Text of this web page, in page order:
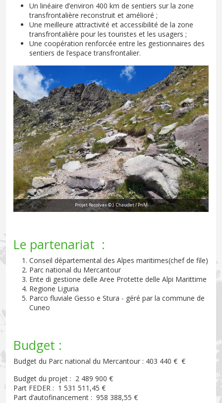
Un linéaire d’environ 400 km de sentiers sur la zone
transfrontalière reconstruit et amélioré ;
Une meilleure attractivité et accessibilité de la zone
transfrontalière pour les touristes et les usagers ;
Une coopération renforcée entre les gestionnaires des
sentiers de l’espace transfrontalier.
Projet Recolvax © J. Chaudet / PnM
Le partenariat :
Conseil départemental des Alpes maritimes(chef de file)
Parc national du Mercantour
Ente di gestione delle Aree Protette delle Alpi Marittime
Regione Liguria
Parco fluviale Gesso e Stura - géré par la commune de
Cuneo
Budget :
Budget du Parc national du Mercantour : 403 440 € €
Budget du projet : 2 489 900 €
Part FEDER : 1 531 511,45 €
Part d’autofinancement : 958 388,55 €